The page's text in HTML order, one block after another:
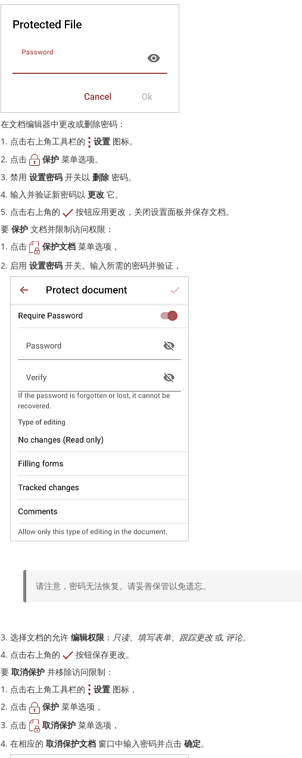
在文档编辑器中更改或删除密码：
点击右上角工具栏的
设置 图标。
点击
保护 菜单选项。
禁用 设置密码 开关以 删除 密码。
输入并验证新密码以 更改 它。
点击右上角的
按钮应用更改，关闭设置面板并保存文档。
要 保护 文档并限制访问权限：
点击
保护文档 菜单选项，
启用 设置密码 开关。输入所需的密码并验证，
请注意，密码无法恢复。请妥善保管以免遗忘。
选择文档的允许 编辑权限 ： 只读、 填写表单 跟踪更改或 评论。
点击右上角的
按钮保存更改。
要 取消保护 并移除访问限制：
点击右上角工具栏的
设置 图标，
点击
保护 菜单选项，
点击
取消保护 菜单选项，
在相应的 取消保护文档 窗口中输入密码并点击 确定。